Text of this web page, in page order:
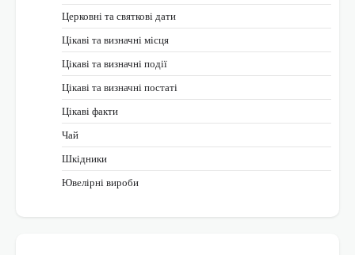
Церковні та святкові дати
Цікаві та визначні місця
Цікаві та визначні події
Цікаві та визначні постаті
Цікаві факти
Чай
Шкідники
Ювелірні вироби